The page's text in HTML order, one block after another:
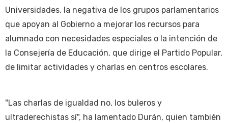
Universidades, la negativa de los grupos parlamentarios
que apoyan al Gobierno a mejorar los recursos para
alumnado con necesidades especiales o la intención de
la Consejería de Educación, que dirige el Partido Popular,
de limitar actividades y charlas en centros escolares.
"Las charlas de igualdad no, los buleros y
ultraderechistas sí", ha lamentado Durán, quien también